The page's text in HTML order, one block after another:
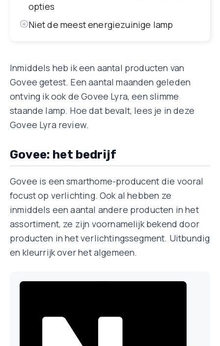
opties
Niet de meest energiezuinige lamp
Inmiddels heb ik een aantal producten van
Govee getest. Een aantal maanden geleden
ontving ik ook de Govee Lyra, een slimme
staande lamp. Hoe dat bevalt, lees je in deze
Govee Lyra review.
Govee: het bedrijf
Govee is een smarthome-producent die vooral
focust op verlichting. Ook al hebben ze
inmiddels een aantal andere producten in het
assortiment, ze zijn voornamelijk bekend door
producten in het verlichtingssegment. Uitbundig
en kleurrijk over het algemeen.